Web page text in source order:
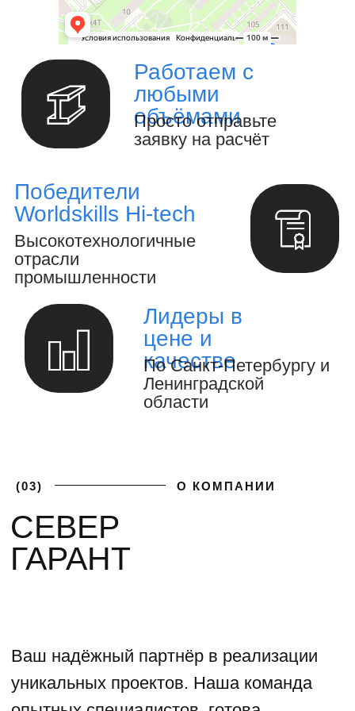
Изготовление металлоизделий и
металлоконструкций.
Полный цикл обработки металла и
металлоизделий
Производство инженерных
расчётов и анализ конструкций.
конструкторской документации.
Осуществление авторского
надзора за реализацией проекта.
ГАЛЕРЕЯ НАШИХ
РАБОТ